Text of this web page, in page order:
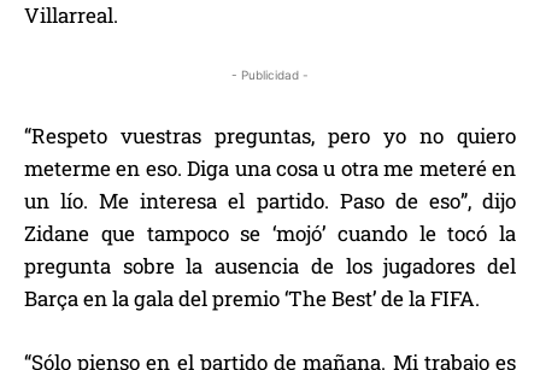
Villarreal.
- Publicidad -
“Respeto vuestras preguntas, pero yo no quiero
meterme en eso. Diga una cosa u otra me meteré en
un lío. Me interesa el partido. Paso de eso”, dijo
Zidane que tampoco se ‘mojó’ cuando le tocó la
pregunta sobre la ausencia de los jugadores del
Barça en la gala del premio ‘The Best’ de la FIFA.
“Sólo pienso en el partido de mañana. Mi trabajo es